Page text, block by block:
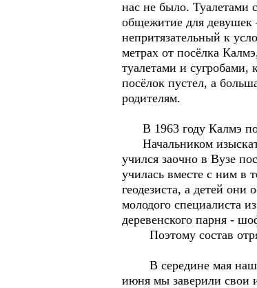
нас не было. Туалетами
общежитие для
непритязательный к
метрах от посёлка
туалетами и сугробами,
посёлок пустел, а
родителям.
В 1963 году Калмэ
Начальником
учился заочно в Вузе
училась вместе с ним в
геодезиста, а детей
молодого специалиста
деревенского парня -
Поэтому состав
В середине мая наш
июня мы заверили свои